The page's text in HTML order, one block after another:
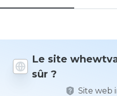
Le site
sûr ?
Site web
Quelle
donneriez-